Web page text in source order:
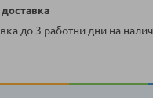
доставка
до 3 работни дни на